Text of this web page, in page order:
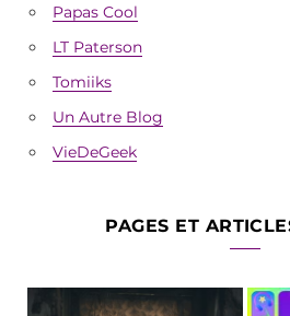
Papas Cool
LT Paterson
Tomiiks
Un Autre Blog
VieDeGeek
PAGES ET